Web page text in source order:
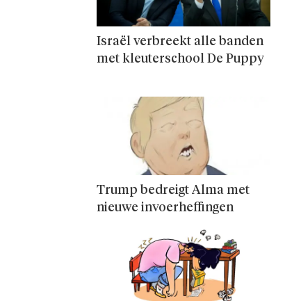
Israël verbreekt alle banden
met kleuterschool De Puppy
Trump bedreigt Alma met
nieuwe invoerheffingen